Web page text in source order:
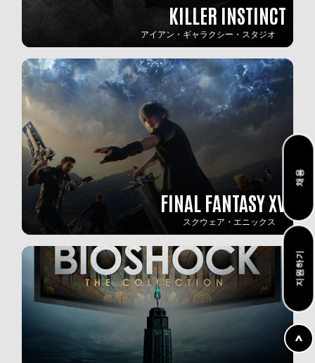
^
지원하기
채용
KILLER INSTINCT
アイアン・ギャラクシー・スタジオ
FINAL FANTASY XV
スクウェア・エニックス